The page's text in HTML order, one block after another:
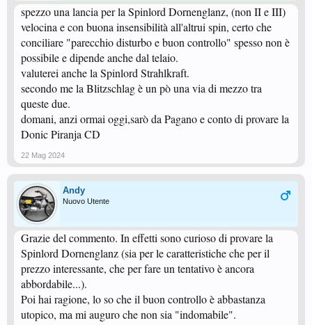
spezzo una lancia per la Spinlord Dornenglanz, (non II e III)
velocina e con buona insensibilità all'altrui spin, certo che
conciliare "parecchio disturbo e buon controllo" spesso non è
possibile e dipende anche dal telaio.
valuterei anche la Spinlord Strahlkraft.
secondo me la Blitzschlag è un pò una via di mezzo tra
queste due.
domani, anzi ormai oggi,sarò da Pagano e conto di provare la
Donic Piranja CD
22 Mag 2024
Andy
Nuovo Utente
Grazie del commento. In effetti sono curioso di provare la
Spinlord Dornenglanz (sia per le caratteristiche che per il
prezzo interessante, che per fare un tentativo è ancora
abbordabile...).
Poi hai ragione, lo so che il buon controllo è abbastanza
utopico, ma mi auguro che non sia "indomabile".